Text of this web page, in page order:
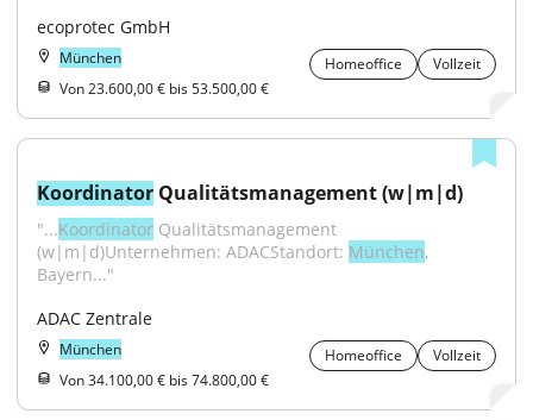
ecoprotec GmbH
München Homeoffice
Vollzeit
Von 23.600,00 € bis 53.500,00 €
Koordinator Qualitätsmanagement (w|m|d)
"...Koordinator Qualitätsmanagement
(w|m|d)Unternehmen: ADACStandort: München,
Bayern..."
ADAC Zentrale
München Homeoffice
Vollzeit
Von 34.100,00 € bis 74.800,00 €